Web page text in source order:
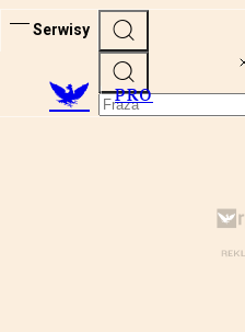
Serwisy
PRO